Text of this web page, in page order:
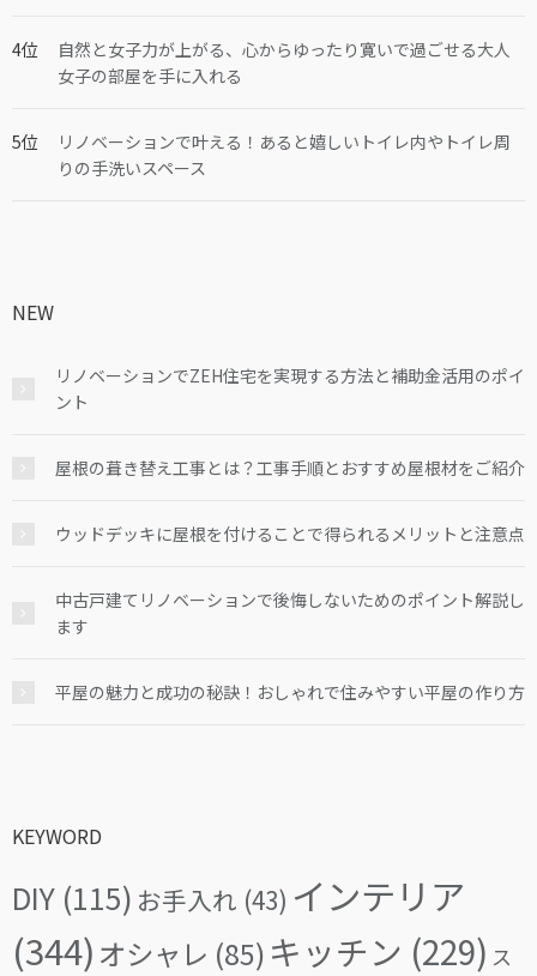
自然と女子力が上がる、心からゆったり寛いで過ごせる大人
女子の部屋を手に入れる
リノベーションで叶える！あると嬉しいトイレ内やトイレ周
りの手洗いスペース
NEW
リノベーションでZEH住宅を実現する方法と補助金活用のポイ
ント
屋根の葺き替え工事とは？工事手順とおすすめ屋根材をご紹介
ウッドデッキに屋根を付けることで得られるメリットと注意点
中古戸建てリノベーションで後悔しないためのポイント解説し
ます
平屋の魅力と成功の秘訣！おしゃれで住みやすい平屋の作り方
KEYWORD
DIY (115) お手入れ (43) インテリア
(344) オシャレ (85) キッチン (229) ス